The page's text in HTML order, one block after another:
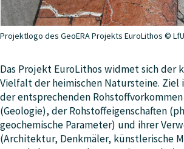
Projektlogo des GeoERA Projekts EuroLithos ©
Das Projekt EuroLithos widmet sich der
Vielfalt der heimischen Natursteine. Ziel
der entsprechenden
(Geologie), der Rohstoffeigenschaften
geochemische Parameter) und ihrer
(Architektur, Denkmäler, künstlerische